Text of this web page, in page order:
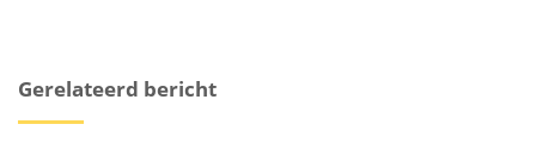
Gerelateerd bericht